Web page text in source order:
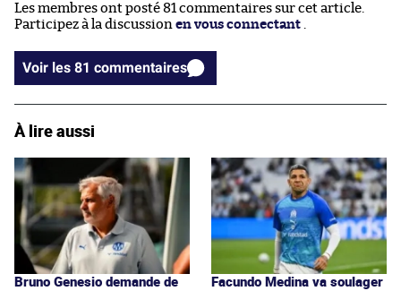
Les membres ont posté 81 commentaires sur cet article.
Participez à la discussion en vous connectant
Voir les 81 commentaires
À lire aussi
Bruno Genesio demande de
Facundo Medina va soulager